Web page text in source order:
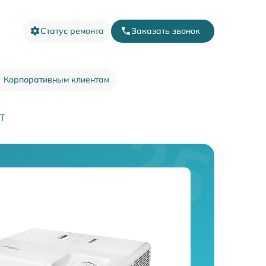
Статус ремонта Заказать звонок
Корпоративным клиентам